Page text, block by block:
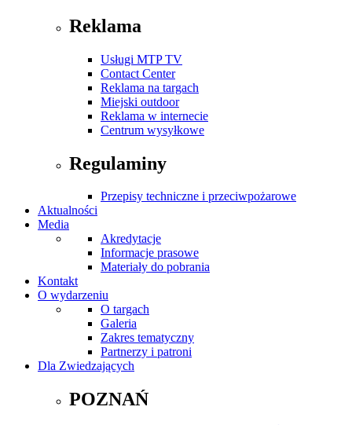
Reklama
Usługi MTP TV
Contact Center
Reklama na targach
Miejski outdoor
Reklama w internecie
Centrum wysyłkowe
Regulaminy
Przepisy techniczne i przeciwpożarowe
Aktualności
Media
Akredytacje
Informacje prasowe
Materiały do pobrania
Kontakt
O wydarzeniu
O targach
Galeria
Zakres tematyczny
Partnerzy i patroni
Dla Zwiedzających
POZNAŃ